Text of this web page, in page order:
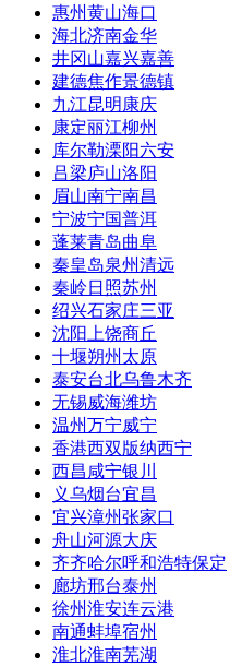
惠州黄山海口
海北济南金华
井冈山嘉兴嘉善
建德焦作景德镇
九江昆明 康庆
康定丽江柳州
库尔勒溧阳六安
吕梁庐山洛阳
眉山南宁南昌
宁波宁国普洱
蓬莱青岛曲阜
秦皇岛泉州清远
秦岭日照苏州
绍兴石家庄三亚
沈阳 上饶商丘
十堰朔州 太原
泰安台北乌鲁木齐
无锡威海潍坊
温州万宁威宁
香港西双版纳西宁
西昌 咸宁银川
义乌烟台宜昌
宜兴漳州张家口
舟山河源大庆
齐齐哈尔呼和浩特保定
廊坊邢台泰州
徐州淮安连云港
南通蚌埠宿州
淮北淮南芜湖